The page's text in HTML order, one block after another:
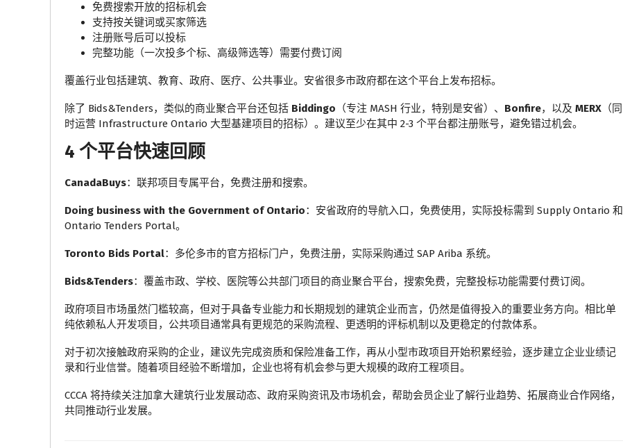
免费搜索开放的招标机会
支持按关键词或买家筛选
注册账号后可以投标
完整功能（一次投多个标、高级筛选等）需要付费订阅
覆盖行业包括建筑、教育、政府、医疗、公共事业。安省很多市政府都在这个平台上发布招标。
除了 Bids&Tenders，类似的商业聚合平台还包括 Biddingo （专注 MASH 行业，特别是安省）、 Bonfire，以及 MERX （同
时运营 Infrastructure Ontario 大型基建项目的招标）。建议至少在其中 2-3 个平台都注册账号，避免错过机会。
4 个平台快速回顾
CanadaBuys：联邦项目专属平台，免费注册和搜索。
Doing business with the Government of Ontario：安省政府的导航入口，免费使用，实际投标需到 Supply Ontario 和
Ontario Tenders Portal。
Toronto Bids Portal：多伦多市的官方招标门户，免费注册，实际采购通过 SAP Ariba 系统。
Bids&Tenders：覆盖市政、学校、医院等公共部门项目的商业聚合平台，搜索免费，完整投标功能需要付费订阅。
政府项目市场虽然门槛较高，但对于具备专业能力和长期规划的建筑企业而言，仍然是值得投入的重要业务方向。相比单
纯依赖私人开发项目，公共项目通常具有更规范的采购流程、更透明的评标机制以及更稳定的付款体系。
对于初次接触政府采购的企业，建议先完成资质和保险准备工作，再从小型市政项目开始积累经验，逐步建立企业业绩记
录和行业信誉。随着项目经验不断增加，企业也将有机会参与更大规模的政府工程项目。
CCCA 将持续关注加拿大建筑行业发展动态、政府采购资讯及市场机会，帮助会员企业了解行业趋势、拓展商业合作网络，
共同推动行业发展。